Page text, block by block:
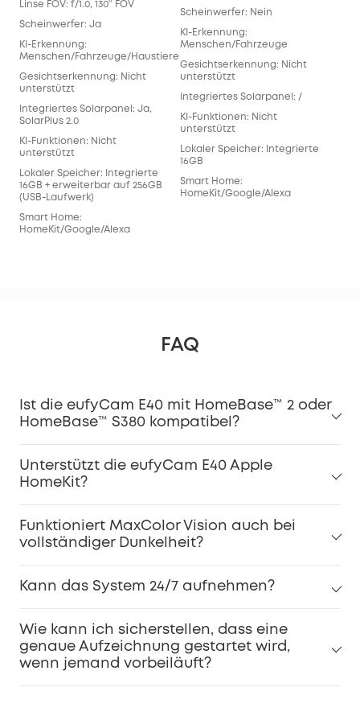
Linse FOV: f/1.0, 130° FOV
Scheinwerfer: Ja
KI-Erkennung:
Menschen/Fahrzeuge/Haustiere
Gesichtserkennung: Nicht
unterstützt
Integriertes Solarpanel: Ja,
SolarPlus 2.0
KI-Funktionen: Nicht
unterstützt
Lokaler Speicher: Integrierte
16GB + erweiterbar auf 256GB
(USB-Laufwerk)
Smart Home:
HomeKit/Google/Alexa
Scheinwerfer: Nein
KI-Erkennung:
Menschen/Fahrzeuge
Gesichtserkennung: Nicht
unterstützt
Integriertes Solarpanel: /
KI-Funktionen: Nicht
unterstützt
Lokaler Speicher: Integrierte
16GB
Smart Home:
HomeKit/Google/Alexa
FAQ
Ist die eufyCam E40 mit HomeBase™ 2 oder
HomeBase™ S380 kompatibel?
Unterstützt die eufyCam E40 Apple
HomeKit?
Funktioniert MaxColor Vision auch bei
vollständiger Dunkelheit?
Kann das System 24/7 aufnehmen?
Wie kann ich sicherstellen, dass eine
genaue Aufzeichnung gestartet wird,
wenn jemand vorbeiläuft?